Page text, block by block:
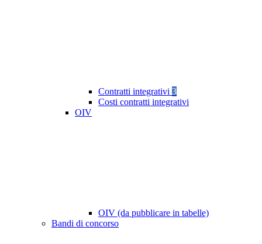
Contratti integrativi 3
Costi contratti integrativi
OIV
OIV (da pubblicare in tabelle)
Bandi di concorso